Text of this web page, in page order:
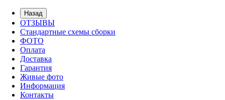
Назад
ОТЗЫВЫ
Стандартные схемы сборки
ФОТО
Оплата
Доставка
Гарантия
Живые фото
Информация
Контакты